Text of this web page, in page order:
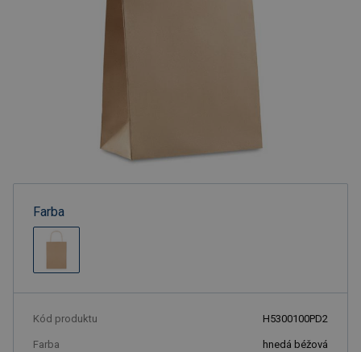
Farba
Kód produktu H5300100PD2
Farba hnedá béžová